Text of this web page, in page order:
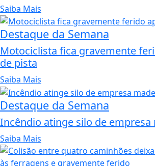
Saiba Mais
Destaque da Semana
Motociclista fica gravemente
de pista
Saiba Mais
Destaque da Semana
Incêndio atinge silo de empresa
Saiba Mais